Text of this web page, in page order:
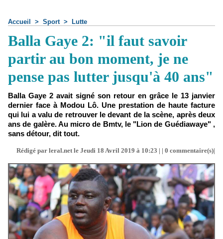
Accueil > Sport > Lutte
Balla Gaye 2: "il faut savoir
partir au bon moment, je ne
pense pas lutter jusqu'à 40 ans"
Balla Gaye 2 avait signé son retour en grâce le 13 janvier
dernier face à Modou Lô. Une prestation de haute facture
qui lui a valu de retrouver le devant de la scène, après deux
ans de galère. Au micro de Bmtv, le "Lion de Guédiawaye" ,
sans détour, dit tout.
Rédigé par leral.net le Jeudi 18 Avril 2019 à 10:23 | | 0 commentaire(s)|